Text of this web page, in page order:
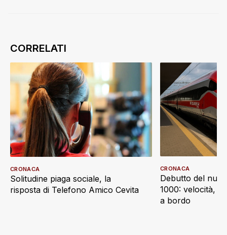
Solitudine piaga sociale, la
risposta di Telefono Amico Cevita
CRONACA
Debutto del
1000: velocità,
a bordo
CRONACA